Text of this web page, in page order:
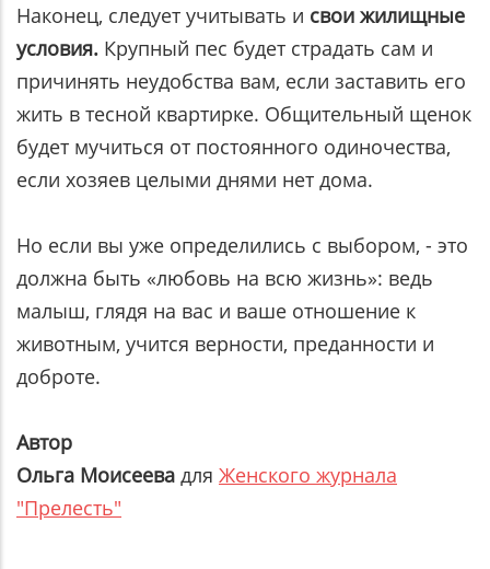
Наконец, следует учитывать и свои жилищные
условия. Крупный пес будет страдать сам и
причинять неудобства вам, если заставить его
жить в тесной квартирке. Общительный щенок
будет мучиться от постоянного одиночества,
если хозяев целыми днями нет дома.
Но если вы уже определились с выбором, - это
должна быть «любовь на всю жизнь»: ведь
малыш, глядя на вас и ваше отношение к
животным, учится верности, преданности и
доброте.
Автор
Ольга Моисеева для Женского журнала
"Прелесть"